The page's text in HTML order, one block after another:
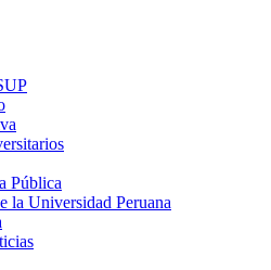
Pública
la Universidad Peruana